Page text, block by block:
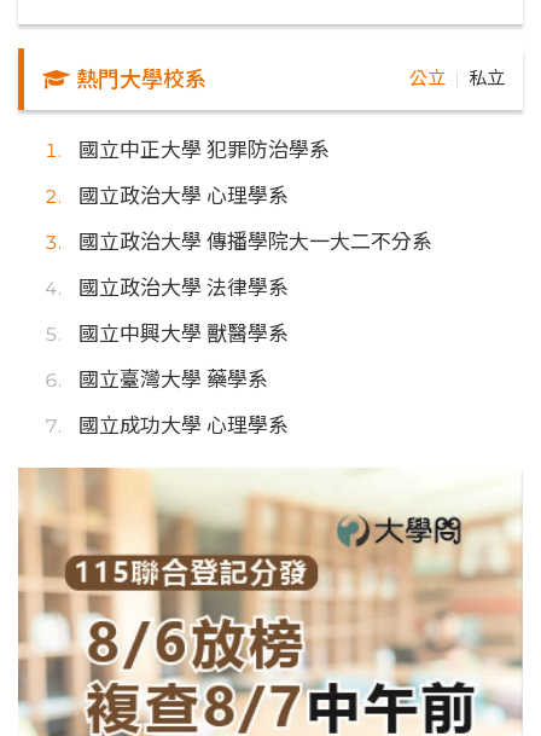
熱門大學校系 公立 私立
國立中正大學 犯罪防治學系
國立政治大學 心理學系
國立政治大學 傳播學院大一大二不分系
國立政治大學 法律學系
國立中興大學 獸醫學系
國立臺灣大學 藥學系
國立成功大學 心理學系